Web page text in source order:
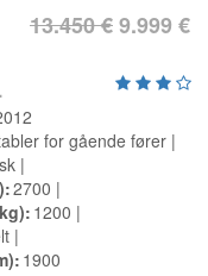
13.450 €9.999 €
for gående fører
2700
1200
1900